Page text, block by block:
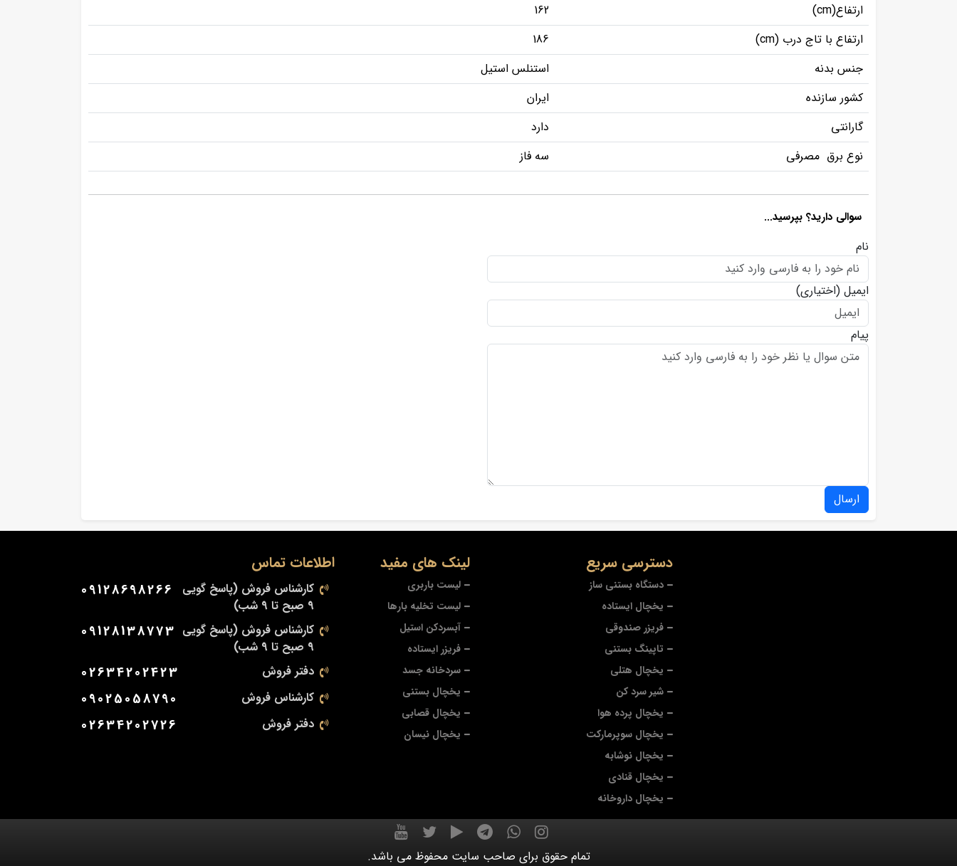
ارتفاع(cm)
162
ارتفاع با تاج درب (cm)
186
جنس بدنه
استنلس استیل
کشور سازنده
ایران
گارانتی
دارد
نوع برق مصرفی
سه فاز
سوالی دارید؟ بپرسید...
نام
ایمیل (اختیاری)
پیام
ارسال
دسترسی سریع
دستگاه بستنی ساز
یخچال ایستاده
فریزر صندوقی
تاپینگ بستنی
یخچال هتلی
شیر سرد کن
یخچال پرده هوا
یخچال سوپرمارکت
یخچال نوشابه
یخچال قنادی
یخچال داروخانه
لینک های مفید
لیست باربری
لیست تخلیه بارها
آبسردکن استیل
فریزر ایستاده
سردخانه جسد
یخچال بستنی
یخچال قصابی
یخچال نیسان
اطلاعات تماس
کارشناس فروش (پاسخ گویی
9 صبح تا 9 شب)
09128698266
کارشناس فروش (پاسخ گویی
9 صبح تا 9 شب)
09128138773
دفتر فروش 02634202423
کارشناس فروش 09025058790
دفتر فروش 02634202726
تمام حقوق برای صاحب سایت محفوظ می باشد.